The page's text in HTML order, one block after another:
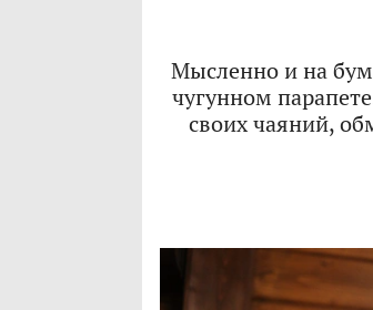
Мысленно и на
чугунном
своих чаяний,